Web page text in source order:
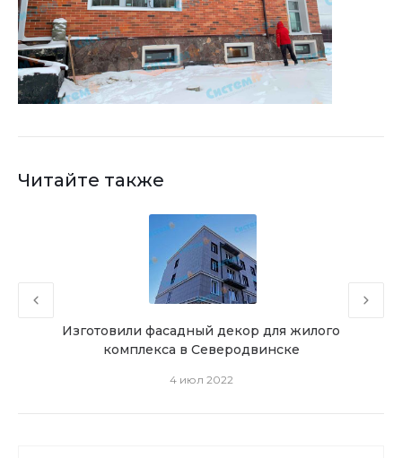
Читайте также
Изготовили фасадный декор для жилого
комплекса в Северодвинске
4 июл 2022